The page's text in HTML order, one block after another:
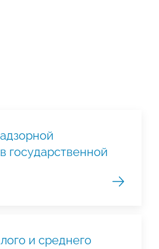
государственной
и среднего